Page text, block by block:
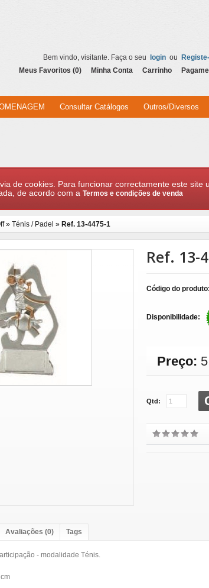
Meus Favoritos (0) Minha Conta Carrinho
Bem vindo, visitante. Faça o seu login ou
Consultar Catálogos Outros/Diversos
de cookies. Para funcionar correctamente este site
de acordo com a Termos e condições de venda
» Ténis / Padel » Ref. 13-4475-1
Ref. 13-
Código do produto:
Disponibilidade:
Preço:
Qtd:
Avaliações (0) Tags
- modalidade Ténis.